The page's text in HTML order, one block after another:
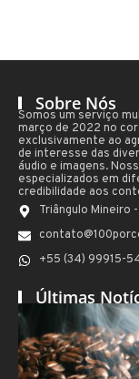
Sobre Nós
Somos um serviço
março de 2022 no
exclusivamente ao
de interesse das
áudio e imagens.
especializados em
credibilidade aos
Triângulo Mineiro
+55 (34) 99915-
Últimas